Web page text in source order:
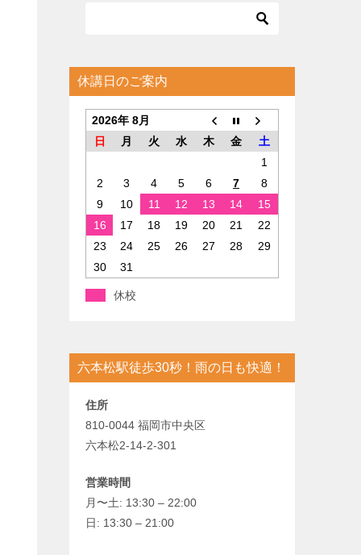
休講日のご案内
2026年 8月
日
月 火 水 木 金
土
1
2
3 4 5 6 7
8
9
10 11 12 13 14
15
16
17 18 19 20 21
22
23
24 25 26 27 28
29
30
31
休校
六本松駅徒歩30秒！雨の日も快適！
住所
810-0044 福岡市中央区
六本松2-14-2-301
営業時間
月〜土: 13:30 – 22:00
日: 13:30 – 21:00